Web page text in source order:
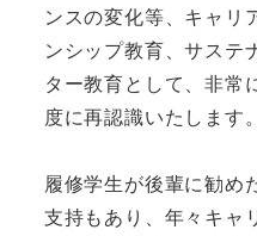
ンスの変化等、キャリ
ンシップ教育、サステ
ター教育として、非常
度に再認識いたします。
履修学生が後輩に勧め
支持もあり、年々キャ